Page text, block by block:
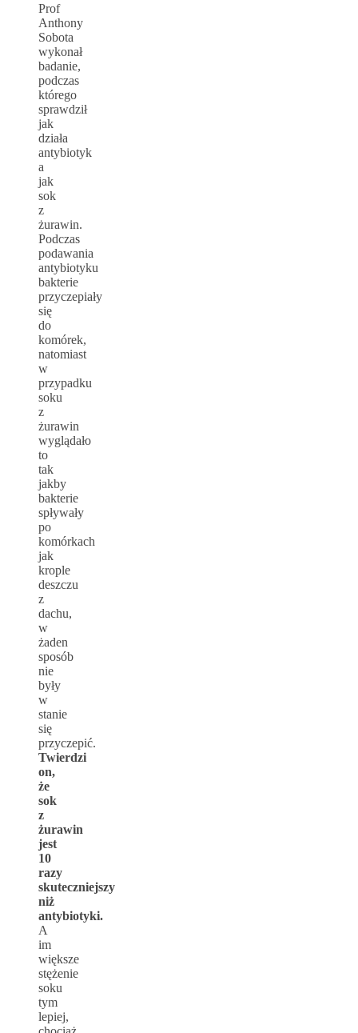
Prof
Anthony
Sobota
wykonał
badanie,
podczas
którego
sprawdził
jak
działa
antybiotyk
a
jak
sok
z
żurawin.
Podczas
podawania
antybiotyku
bakterie
przyczepiały
się
do
komórek,
natomiast
w
przypadku
soku
z
żurawin
wyglądało
to
tak
jakby
bakterie
spływały
po
komórkach
jak
krople
deszczu
z
dachu,
w
żaden
sposób
nie
były
w
stanie
się
przyczepić.
Twierdzi
on,
że
sok
z
żurawin
jest
10
razy
skuteczniejszy
niż
antybiotyki.
A
im
większe
stężenie
soku
tym
lepiej,